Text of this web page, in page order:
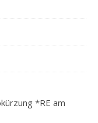
*RE am